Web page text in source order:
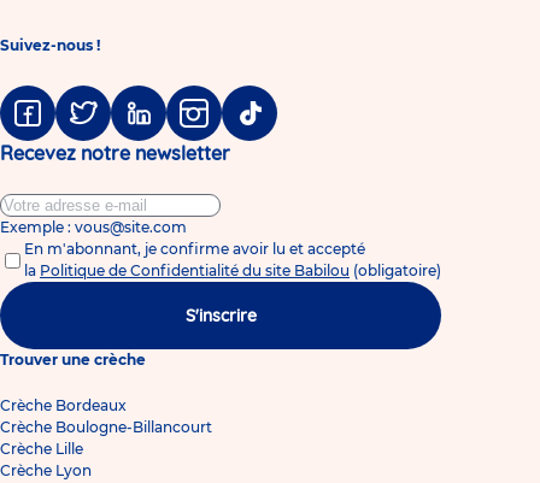
Suivez-nous !
FacebookTwitter LinkedinInstagramTiktok
Recevez notre newsletter
Exemple : vous@site.com
En m'abonnant, je confirme avoir lu et accepté
la Politique de Confidentialité du site Babilou (obligatoire)
S'inscrire
Trouver une crèche
Crèche Bordeaux
Crèche Boulogne-Billancourt
Crèche Lille
Crèche Lyon